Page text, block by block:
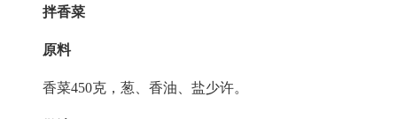
拌香菜
原料
香菜450克，葱、香油、盐少许。